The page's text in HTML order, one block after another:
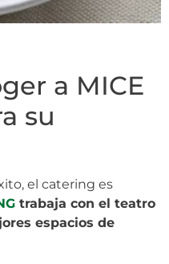
a MICE
su
el catering es
trabaja con el teatro
espacios de